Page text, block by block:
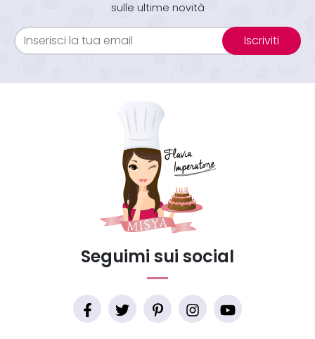
sulle ultime novità
Iscriviti
Seguimi sui social